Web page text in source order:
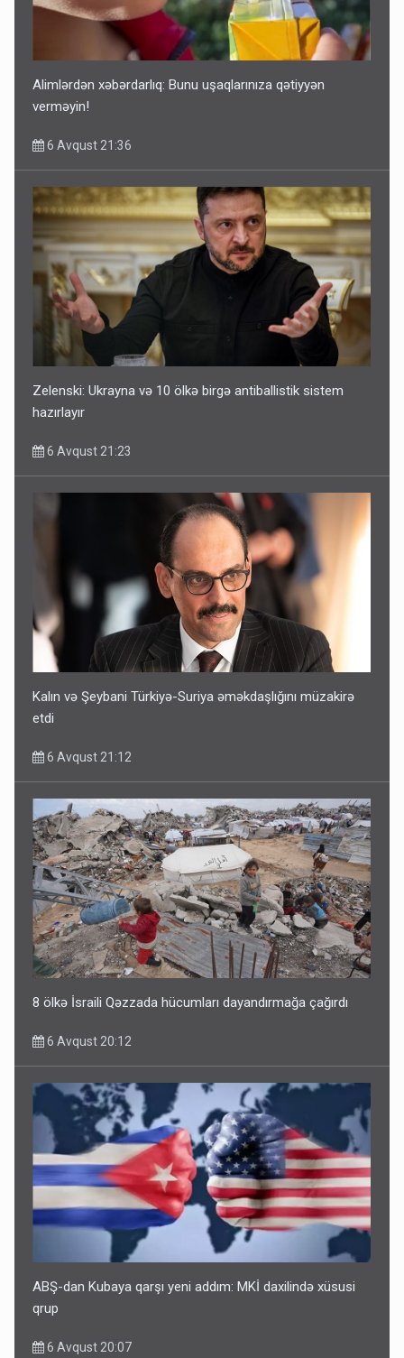
Alimlərdən xəbərdarlıq: Bunu uşaqlarınıza qətiyyən
verməyin!
6 Avqust 21:36
Zelenski: Ukrayna və 10 ölkə birgə antiballistik sistem
hazırlayır
6 Avqust 21:23
Kalın və Şeybani Türkiyə-Suriya əməkdaşlığını müzakirə
etdi
6 Avqust 21:12
8 ölkə İsraili Qəzzada hücumları dayandırmağa çağırdı
6 Avqust 20:12
ABŞ-dan Kubaya qarşı yeni addım: MKİ daxilində xüsusi
qrup
6 Avqust 20:07